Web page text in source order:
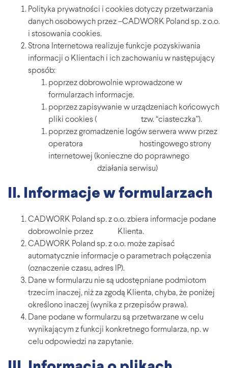
Polityka prywatności i cookies dotyczy przetwarzania
danych osobowych przez –CADWORK Poland sp. z o.o.
i stosowania cookies.
Strona Internetowa realizuje funkcje pozyskiwania
informacji o Klientach i ich zachowaniu w następujący
sposób:
poprzez dobrowolnie wprowadzone w
formularzach informacje.
poprzez zapisywanie w urządzeniach końcowych
pliki cookies ( tzw. “ciasteczka”).
poprzez gromadzenie logów serwera www przez
operatora hostingowego strony
internetowej (konieczne do poprawnego
działania serwisu)
II. Informacje w formularzach
CADWORK Poland sp. z o.o. zbiera informacje podane
dobrowolnie przez Klienta.
CADWORK Poland sp. z o.o. może zapisać
automatycznie informacje o parametrach połączenia
(oznaczenie czasu, adres IP).
Dane w formularzu nie są udostępniane podmiotom
trzecim inaczej, niż za zgodą Klienta, chyba, że poniżej
określono inaczej (wynika z przepisów prawa).
Dane podane w formularzu są przetwarzane w celu
wynikającym z funkcji konkretnego formularza, np. w
celu odpowiedzi na zapytanie.